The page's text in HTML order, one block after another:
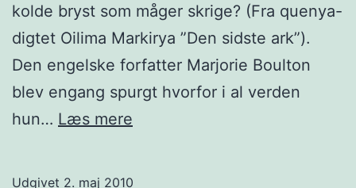
kolde bryst som måger skrige? (Fra quenya-
digtet Oilima Markirya ”Den sidste ark”).
Den engelske forfatter Marjorie Boulton
blev engang spurgt hvorfor i al verden
hun… Læs mere
Udgivet 2. maj 2010